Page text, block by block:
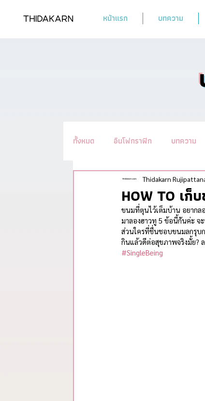
หน้าแรก บทความ
ทั้งหมด อินโฟกราฟิก บทความ
รวมทิปชะลอวัย #อ่านแล้วYoung
รวมสรุปสาระจากพอดแคสต์
HOW TO เ
Thidakarn
ขนมที่ตุนไว้เต็มบ้าน อยากล
มาลองฮาวทู 5 ข้อนี้กันค่ะ จ
ส่วนใครที่ชื่นชอบขนมลกรุบ
กินแล้วดีต่อสุขภาพจริงมั้ย?
#SingleBeing